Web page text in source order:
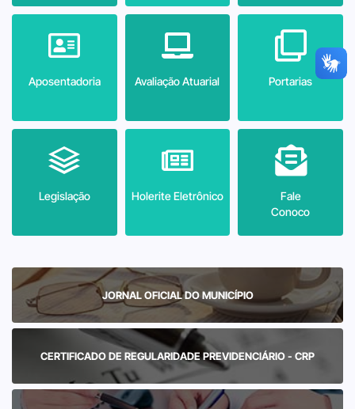
Aposentadoria Avaliação Atuarial Portarias
Legislação Holerite Eletrônico
Fale
Conoco
JORNAL OFICIAL DO MUNICÍPIO
CERTIFICADO DE REGULARIDADE PREVIDENCIÁRIO - CRP